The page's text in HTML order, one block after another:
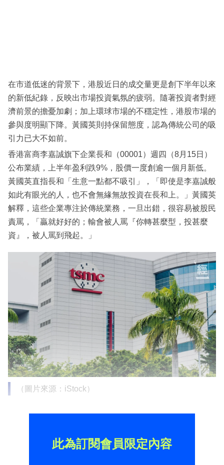
區
在市道低迷的背景下，港股近日的成交量更是創下半年以來
的新低紀錄，反映出市場投資氣氛的疲弱。隨著投資者對經
濟前景的擔憂加劇；加上環球市場的不穩定性，港股市場的
參與度明顯下降。黃國英則持保留態度，認為傳統公司的吸
引力已大不如前。
香港富商李嘉誠旗下企業長和（00001）週四（8月15日）
公布業績，上半年盈利跌9%，股價一度創逾一個月新低。
黃國英直指長和「生意一點都不吸引」，「即使是李嘉誠般
如此有眼光的人，也不會無緣無故投資在長和上。」黃國英
解釋，這些企業專注於傳統業務，一旦出錯，很容易被股民
責罵，「贏就好好的；輸會被人罵『你轉甚麼型，投甚麼
資』，被人罵到飛起。」
（圖片來源：iStock）
此為訂閱會員限定內容